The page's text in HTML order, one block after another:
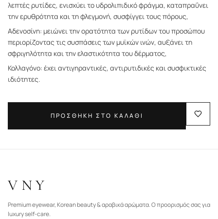
λεπτές ρυτίδες, ενισχύει το υδρολιπιδικό φράγμα, καταπραΰνει
την ερυθρότητα και τη φλεγμονή, συσφίγγει τους πόρους,
Αδενοσίνη: μειώνει την ορατότητα των ρυτίδων του προσώπου
περιορίζοντας τις συσπάσεις των μυϊκών ινών, αυξάνει τη
σφριγηλότητα και την ελαστικότητα του δέρματος,
Κολλαγόνο: έχει αντιγηραντικές, αντιρυτιδικές και συσφικτικές
ιδιότητες.
ΠΡΟΣΘΗΚΗ ΣΤΟ ΚΑΛΑΘΙ
VNY
Premium eyewear, Korean beauty & αραβικά αρώματα. Ο προορισμός σας για
luxury self-care.